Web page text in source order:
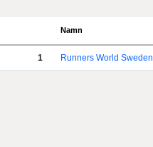
Namn
1 Runners World Sweden